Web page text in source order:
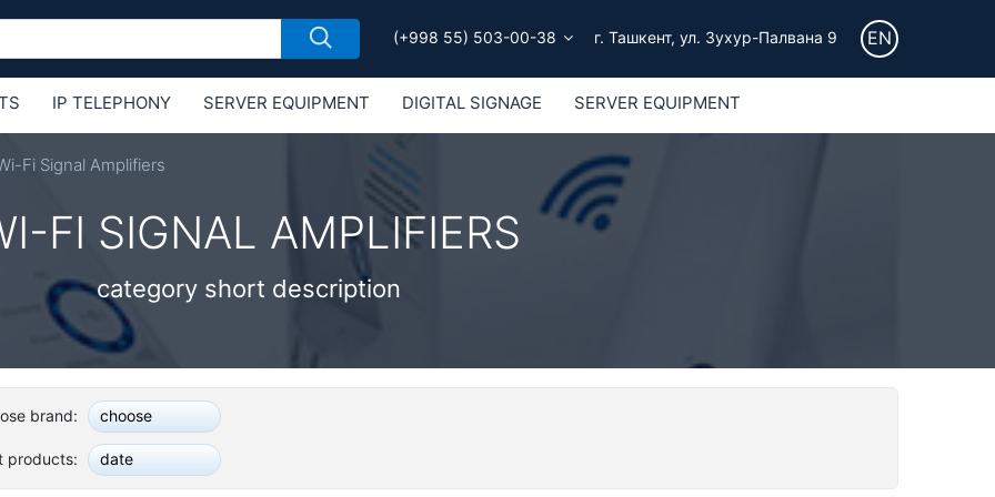
(+998 55) 503-00-38 г. Ташкент, ул. Зухур-Палвана 9 EN
IP TELEPHONY SERVER EQUIPMENT DIGITAL SIGNAGE SERVER EQUIPMENT
Fi Signal Amplifiers
FI SIGNAL AMPLIFIERS
category short description
brand: choose
products: date